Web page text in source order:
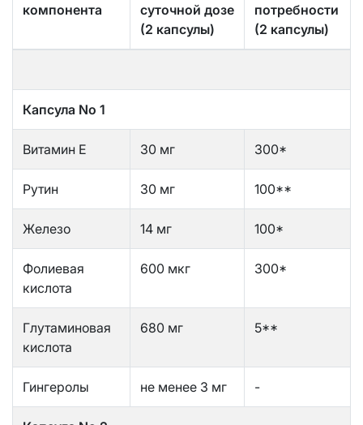
компонента
суточной дозе
(2 капсулы)
потребности
(2 капсулы)
Капсула No 1
Витамин Е 30 мг 300*
Рутин 30 мг 100**
Железо 14 мг 100*
Фолиевая
кислота
600 мкг 300*
Глутаминовая
кислота
680 мг 5**
Гингеролы не менее 3 мг -